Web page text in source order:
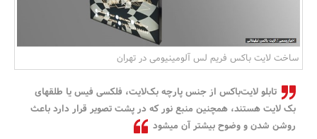
ساخت لایت باکس فریم لس آلومینیومی در تهران
تابلو‎ لایت‌باکس از جنس پارچه بک‌لایت، فلکسی فیس یا طلق‎های
بک لایت هستند، همچنین منبع نور که در پشت تصویر قرار دارد باعث
روشن شدن و وضوح بیشتر آن می‎شود